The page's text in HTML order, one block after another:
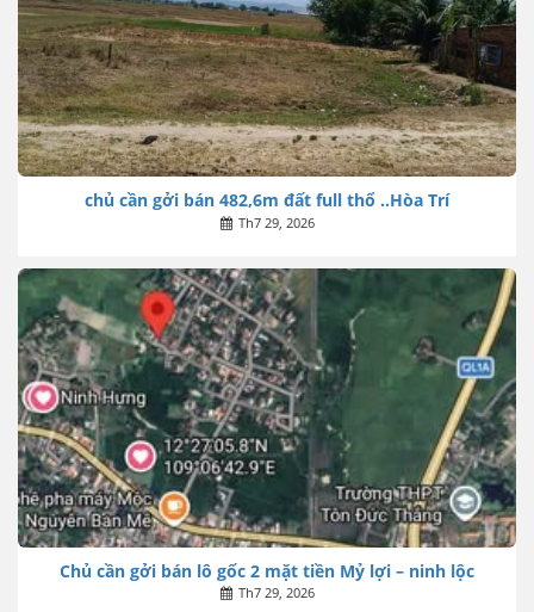
chủ cần gởi bán 482,6m đất full thổ ..Hòa Trí
Th7 29, 2026
Chủ cần gởi bán lô gốc 2 mặt tiền Mỷ lợi – ninh lộc
Th7 29, 2026